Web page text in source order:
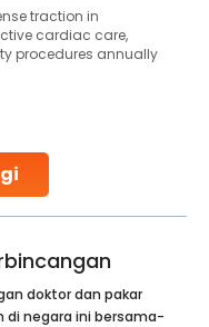
traction in
cardiac care,
procedures annually
angioplasty and
doktor dan pakar
di negara ini bersama-